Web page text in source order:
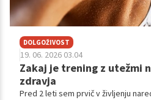
DOLGOŽIVOST
19. 06. 2026 03.04
Zakaj je trening z utežmi
zdravja
Pred 2 leti sem prvič v življenju